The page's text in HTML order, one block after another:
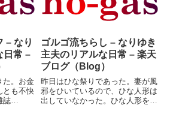
– なり
日常 –
た。お金
とも不快
誌
ゴルゴ流ちらし – なりゆき
主夫のリアルな日常 – 楽天
ブログ（Blog）
昨日はひな祭りであった。妻が風
邪をひいているので、ひな人形は
出していなかった。ひな人形を出